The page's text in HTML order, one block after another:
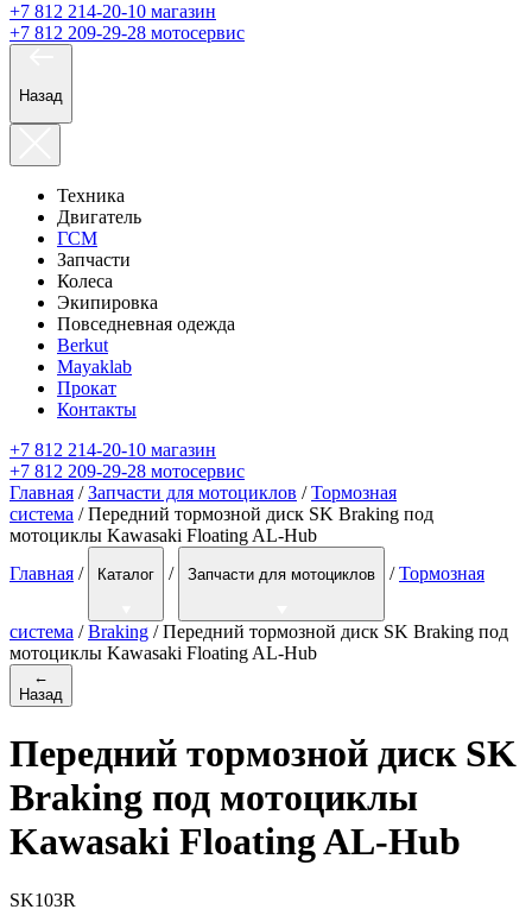
+7 812 214-20-10 магазин
+7 812 209-29-28 мотосервис
Назад
Техника
Двигатель
ГСМ
Запчасти
Колеса
Экипировка
Повседневная одежда
Berkut
Mayaklab
Прокат
Контакты
+7 812 214-20-10 магазин
+7 812 209-29-28 мотосервис
Главная /Запчасти для мотоциклов /Тормозная
система / Передний тормозной диск SK Braking под
мотоциклы Kawasaki Floating AL-Hub
Главная / Каталог / Запчасти для мотоциклов / Тормозная
система / Braking / Передний тормозной диск SK Braking под
мотоциклы Kawasaki Floating AL-Hub
←
Назад
Передний тормозной диск SK
Braking под мотоциклы
Kawasaki Floating AL-Hub
SK103R